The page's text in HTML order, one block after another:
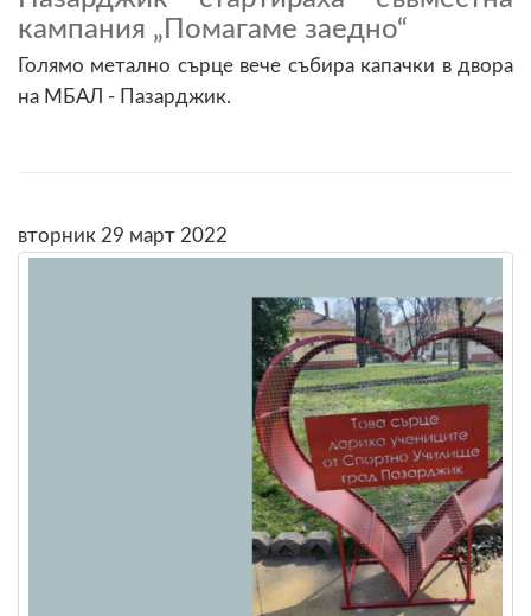
кампания „Помагаме заедно“
Голямо метално сърце вече събира капачки в двора
на МБАЛ - Пазарджик.
вторник 29 март 2022